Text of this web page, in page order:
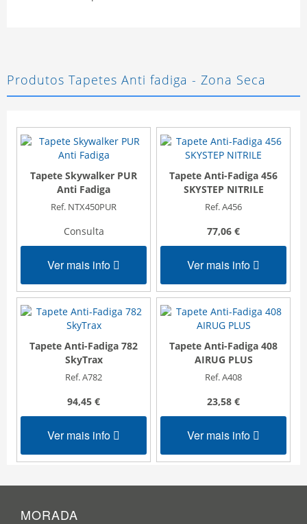
Produtos Tapetes Anti fadiga - Zona Seca
Tapete Skywalker PUR
Anti Fadiga
Ref. NTX450PUR
Consulta
Ver mais info
Tapete Anti-Fadiga 456
SKYSTEP NITRILE
Ref. A456
77,06 €
Ver mais info
Tapete Anti-Fadiga 782
SkyTrax
Ref. A782
94,45 €
Ver mais info
Tapete Anti-Fadiga 408
AIRUG PLUS
Ref. A408
23,58 €
Ver mais info
MORADA